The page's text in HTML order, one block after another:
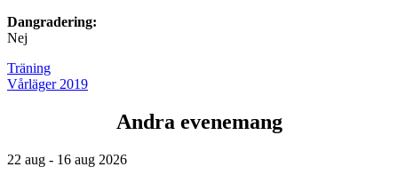
Dangradering:
Nej
Träning
Vårläger 2019
Andra evenemang
22 aug - 16 aug 2026